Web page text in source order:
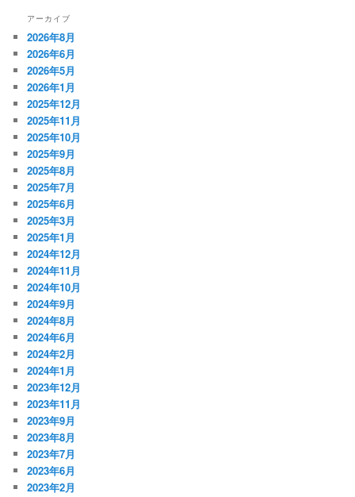
アーカイブ
2026年8月
2026年6月
2026年5月
2026年1月
2025年12月
2025年11月
2025年10月
2025年9月
2025年8月
2025年7月
2025年6月
2025年3月
2025年1月
2024年12月
2024年11月
2024年10月
2024年9月
2024年8月
2024年6月
2024年2月
2024年1月
2023年12月
2023年11月
2023年9月
2023年8月
2023年7月
2023年6月
2023年2月